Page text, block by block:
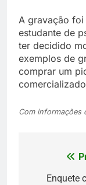
A gravação
estudante de
ter decidido
exemplos de
comprar um
Com informações
Enquete